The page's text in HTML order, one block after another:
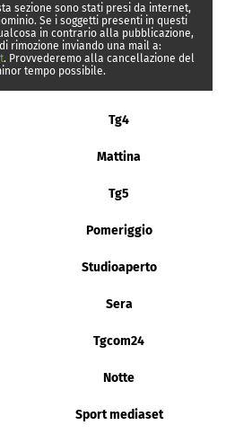
sezione sono stati presi da internet,
Se i soggetti presenti in questi
in contrario alla pubblicazione,
rimozione inviando una mail a:
. Provvederemo alla cancellazione del
tempo possibile.
Tg4
Mattina
Tg5
Pomeriggio
Studioaperto
Sera
Tgcom24
Notte
Sport mediaset